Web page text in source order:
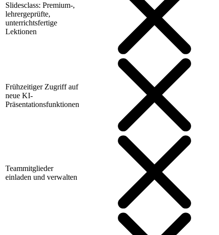
Slidesclass: Premium-,
lehrergeprüfte,
unterrichtsfertige
Lektionen
Frühzeitiger Zugriff auf
neue KI-
Präsentationsfunktionen
Teammitglieder
einladen und verwalten